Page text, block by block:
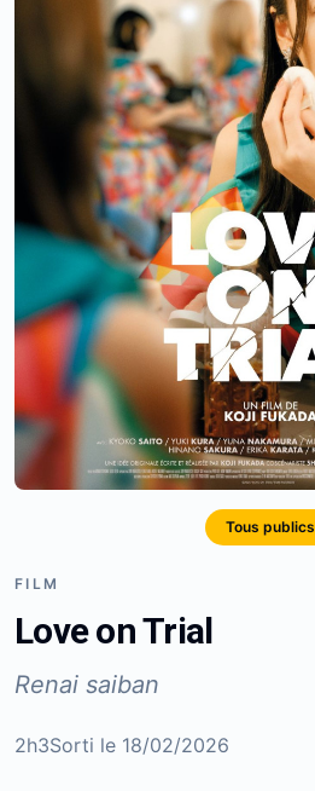
Tous publics
FILM
Love on Trial
Renai saiban
2h3Sorti le 18/02/2026